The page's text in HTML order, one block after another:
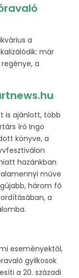
a
már
a
is ajánlott, több
író Ingo
könyve, a
hazánkban
műve
három fő
a
eseményektől,
gyilkosok
a 20. századi